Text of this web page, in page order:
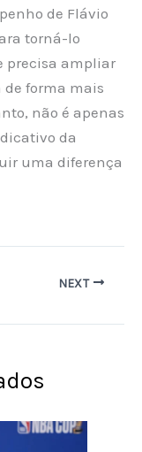
de Flávio
torná-lo
precisa ampliar
forma mais
não é apenas
da
uma diferença
NEXT